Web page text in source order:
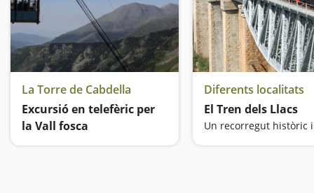
La Torre de Cabdella
Excursió en telefèric per
la Vall fosca
Diferents localitats
El Tren dels Llacs